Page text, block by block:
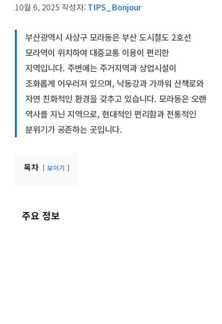
10월 6, 2025 작성자: TIPS_Bonjour
부산광역시 사상구 모라동은 부산 도시철도 2호선
모라역이 위치하여 대중교통 이용이 편리한
지역입니다. 주변에는 주거지역과 상업시설이
조화롭게 어우러져 있으며, 낙동강과 가까워 산책로와
자연 친화적인 환경을 갖추고 있습니다. 모라동은 오랜
역사를 지닌 지역으로, 현대적인 편리함과 전통적인
분위기가 공존하는 곳입니다.
목차 보이기
주요 정보